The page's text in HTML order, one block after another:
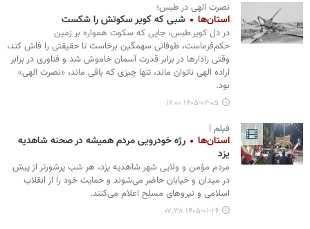
نصرت الهی در طبس؛
استان‌ها شبی که کویر سکوتش را شکست
در دل کویر طبس، جایی که سکوت همواره بر زمین
حکم‌فرماست، طوفانی سهمگین برخاست تا حقیقتی را فاش کند،
وقتی رادارها در برابر قدرت آسمان خاموش شد و فناوری در برابر
اراده‌ الهی ناتوان ماند، تنها چیزی که باقی ماند، «نصرت الهی»
بود.
۱۴۰۵-۰۲-۰۵ ۱۶:۰۰
فیلم |
استان‌ها
رژه خودرویی مردم همیشه در صحنه شاهدیه
یزد
مردم مؤمن و ولایی شهر شاهدیه یزد، هر شب پرشورتر از پیش
در میدان و خیابان حاضر می‌شوند و حمایت خود را از انقلاب
اسلامی و نیروهای مسلح اعلام می‌کنند.
۱۴۰۵-۰۱-۲۶ ۰۷:۳۸